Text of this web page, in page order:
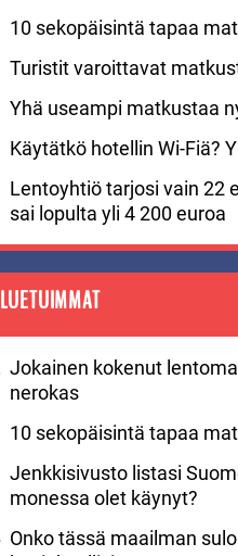
10 sekopäisintä tapaa
Turistit varoittavat
Yhä useampi matkustaa
Käytätkö hotellin Wi-Fiä?
Lentoyhtiö tarjosi vain 22
sai lopulta yli 4 200 euroa
LUETUIMMAT
Jokainen kokenut
nerokas
10 sekopäisintä tapaa
Jenkkisivusto listasi
monessa olet käynyt?
Onko tässä maailman